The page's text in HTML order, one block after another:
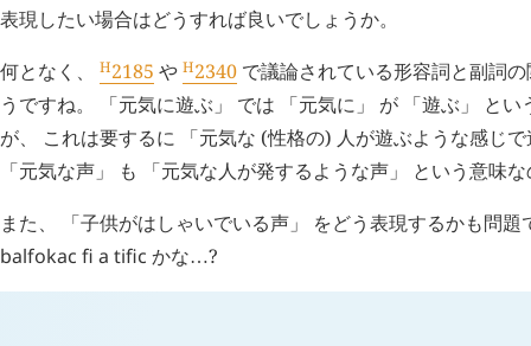
表現したい場合はどうすれば良いでしょうか。
何となく、
H2185 や H2340 で議論されている形容詞と副詞
うですね。 「元気に遊ぶ」 では 「元気に」 が 「遊ぶ」 と
が、 これは要するに 「元気な (性格の) 人が遊ぶような感じ
「元気な声」 も 「元気な人が発するような声」 という意味
また、 「子供がはしゃいでいる声」 をどう表現するかも問
balfokac fi a tific かな…?